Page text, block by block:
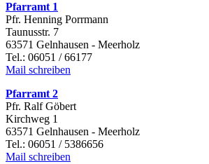
Pfarramt 1
Pfr. Henning Porrmann
Taunusstr. 7
63571 Gelnhausen - Meerholz
Tel.: 06051 / 66177
Mail schreiben
Pfarramt 2
Pfr. Ralf Göbert
Kirchweg 1
63571 Gelnhausen - Meerholz
Tel.: 06051 / 5386656
Mail schreiben